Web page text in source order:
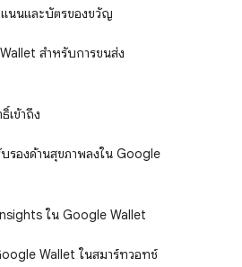
นนและบัตรของขวัญ
สำหรับการขนส่ง
เข้าถึง
บรองด้านสุขภาพลงใน Google
ใน Google Wallet
Wallet ในสมาร์ทวอทช์